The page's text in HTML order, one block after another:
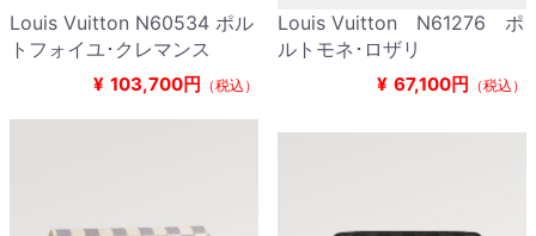
Louis Vuitton N60534 ポル
トフォイユ･クレマンス
¥ 103,700円 （税込）
Louis Vuitton N61276 ポ
ルトモネ･ロザリ
¥ 67,100円 （税込）